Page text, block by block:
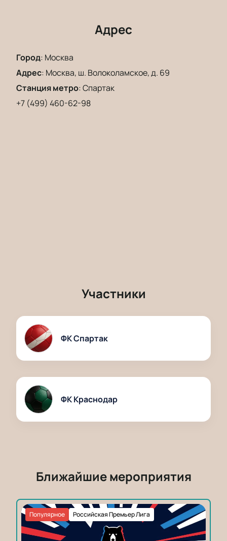
Адрес
Город: Москва
Адрес: Москва, ш. Волоколамское, д. 69
Станция метро:Спартак
+7 (499) 460-62-98
Участники
ФК Спартак
ФК Краснодар
Ближайшие мероприятия
Российская Премьер Лига
Популярное